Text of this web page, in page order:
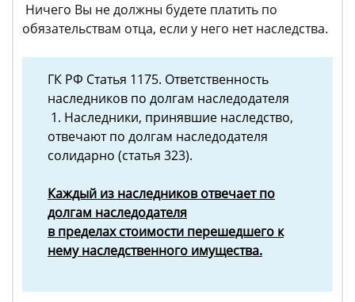
Ничего Вы не должны будете платить по
обязательствам отца, если у него нет наследства.
ГК РФ Статья 1175. Ответственность
наследников по долгам наследодателя
1. Наследники, принявшие наследство,
отвечают по долгам наследодателя
солидарно (статья 323).
Каждый из наследников отвечает по
долгам наследодателя
в пределах стоимости перешедшего к
нему наследственного имущества.